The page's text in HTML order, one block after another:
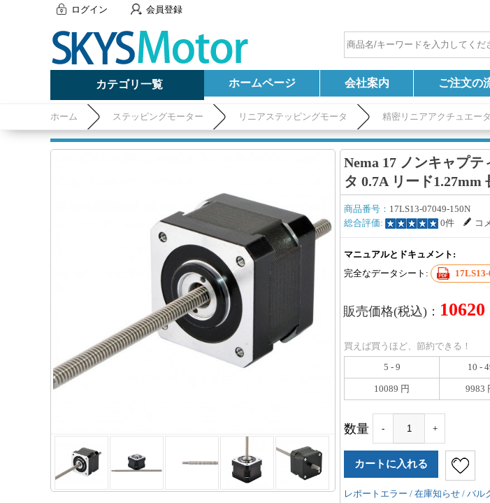
ログイン 会員登録
カテゴリ一覧 ホームページ 会社案内 ご注文の
ホーム ステッピングモーター リニアステッピングモータ 精密リニアアクチュエータ
Nema 17 ノンキャプ
タ 0.7A リード1.27mm
商品番号： 17LS13-07049-150N
総合評価:
0件 コ
マニュアルとドキュメント:
完全なデータシート:
販売価格(税込)： 10620
買えば買うほど、節約できる！
5 - 9
10 -
10089 円 9983
数量 - +
レポートエラー / 在庫知らせ / バル